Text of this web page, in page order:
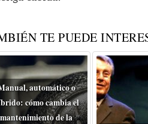
TE PUEDE
automático o
cómo cambia el
mantenimiento de la